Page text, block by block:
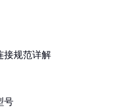
接规范详解
号